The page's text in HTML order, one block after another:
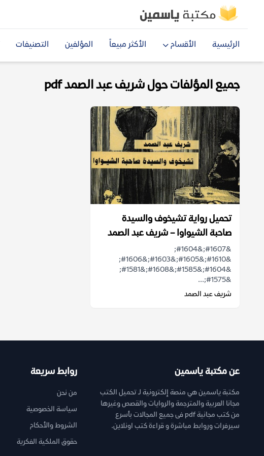
الرئيسية الأقسام الأكثر مبيعاً المؤلفين التصنيفات
جميع المؤلفات حول شريف عبد الصمد pdf
تحميل رواية تشيخوف والسيدة
صاحبة الشيواوا – شريف عبد الصمد
&#1607;&#1604;
&#1610;&#1605;&#1603;&#1606;
&#1604;&#1585;&#1608;&#1581;
&#1575;...
شريف عبد الصمد
عن مكتبة ياسمين
مكتبة ياسمين هي منصة إلكترونية لـ تحميل الكتب
مجانا العربية والمترجمة والروايات والقصص وغيرها
من كتب مجانية pdf فى جميع المجالات بأسرع
سيرفرات وروابط مباشرة و قراءة كتب اونلاين.
روابط سريعة
من نحن
سياسة الخصوصية
الشروط والأحكام
حقوق الملكية الفكرية